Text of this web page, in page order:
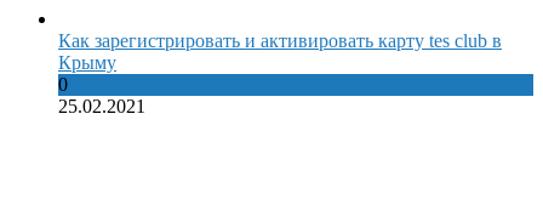
Как зарегистрировать и активировать карту tes club в
Крыму
0
25.02.2021